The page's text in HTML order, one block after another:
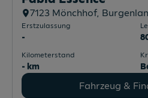
7123 Mönchhof,
Erstzulassung
-
Kilometerstand
- km
Fahrzeug &